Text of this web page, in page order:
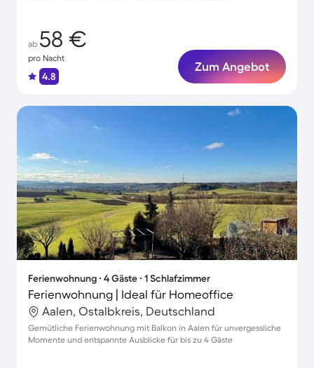
ab 58 €
pro Nacht
4.8
Zum Angebot
Ferienwohnung ∙ 4 Gäste ∙ 1 Schlafzimmer
Ferienwohnung | Ideal für Homeoffice
Aalen, Ostalbkreis, Deutschland
Gemütliche Ferienwohnung mit Balkon in Aalen für unvergessliche
Momente und entspannte Ausblicke für bis zu 4 Gäste